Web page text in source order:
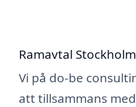
Ramavtal
Vi på do-be
att tillsammans